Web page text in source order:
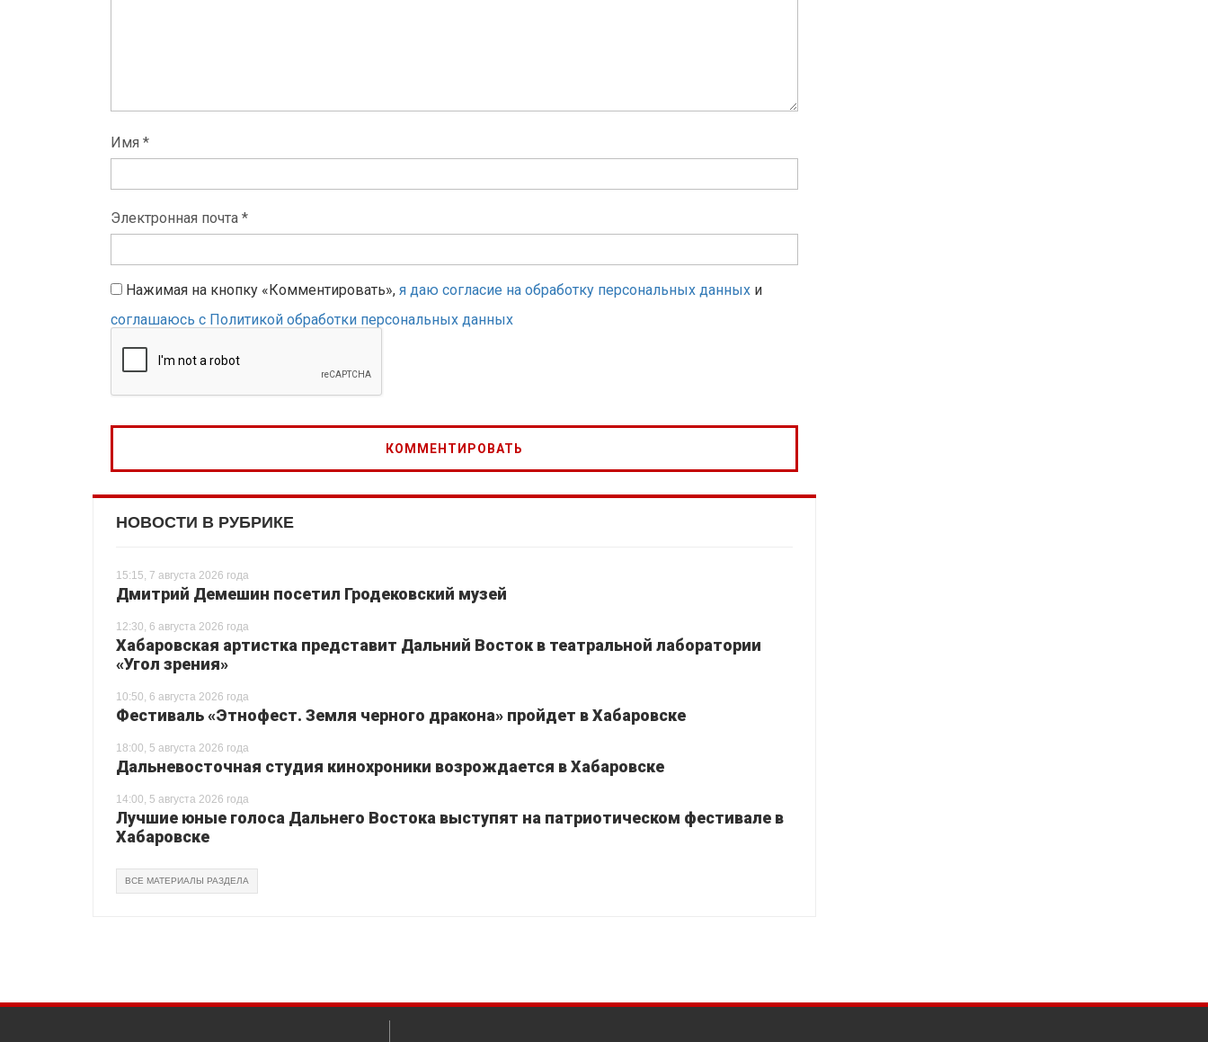
Имя *
Электронная почта *
Нажимая на кнопку «Комментировать», я даю согласие на обработку персональных данных и
соглашаюсь с Политикой обработки персональных данных
НОВОСТИ В РУБРИКЕ
15:15, 7 августа 2026 года
Дмитрий Демешин посетил Гродековский музей
12:30, 6 августа 2026 года
Хабаровская артистка представит Дальний Восток в театральной лаборатории
«Угол зрения»
10:50, 6 августа 2026 года
Фестиваль «Этнофест. Земля черного дракона» пройдет в Хабаровске
18:00, 5 августа 2026 года
Дальневосточная студия кинохроники возрождается в Хабаровске
14:00, 5 августа 2026 года
Лучшие юные голоса Дальнего Востока выступят на патриотическом фестивале в
Хабаровске
ВСЕ МАТЕРИАЛЫ РАЗДЕЛА